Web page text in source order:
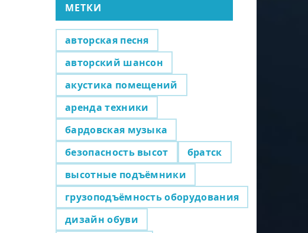
МЕТКИ
авторская песня
авторский шансон
акустика помещений
аренда техники
бардовская музыка
безопасность высот
братск
высотные подъёмники
грузоподъёмность оборудования
дизайн обуви